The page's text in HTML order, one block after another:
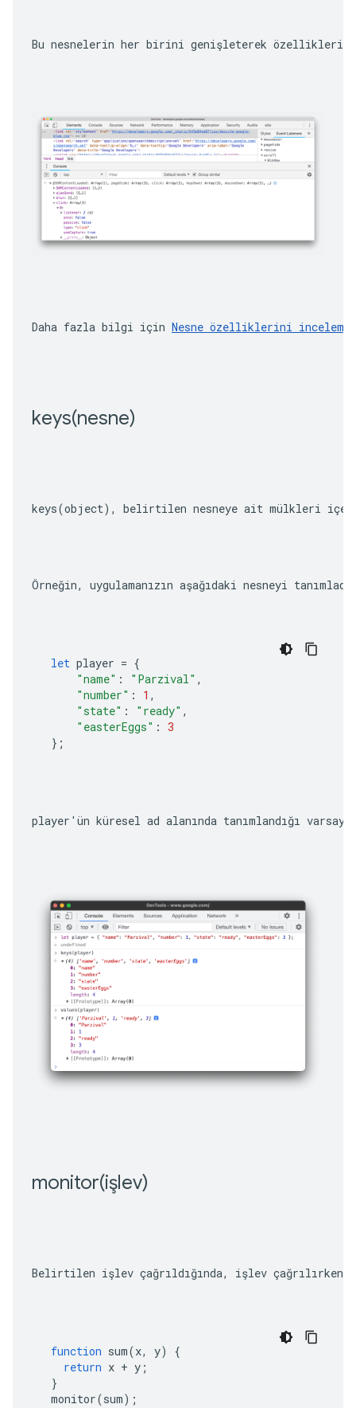
Bu nesnelerin her birini genişleterek
Daha fazla bilgi için Nesne özelliklerini inceleme
keys(nesne)
keys(object) , belirtilen nesneye ait mülkleri
Örneğin, uygulamanızın aşağıdaki nesneyi
let player = {
"name" : "Parzival" ,
"number" : 1 ,
"state" : "ready" ,
"easterEggs" : 3
};
player 'ün küresel ad alanında tanımlandığı
monitor(işlev)
Belirtilen işlev çağrıldığında, işlev
function sum(x, y)
{
return x + y ;
}
monitor(sum);